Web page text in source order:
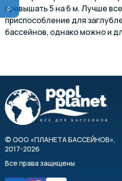
превышать 5 на 6 м. Лучше
приспособление для
бассейнов, однако можно и
© ООО «ПЛАНЕТА БАССЕЙНОВ»,
2017-2026
Все права защищены